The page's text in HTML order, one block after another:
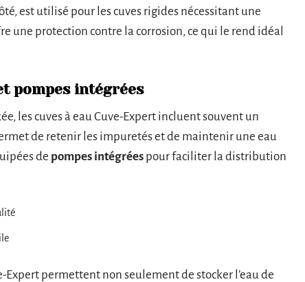
est utilisé pour les cuves rigides nécessitant une
une protection contre la corrosion, ce qui le rend idéal
pompes intégrées
les cuves à eau Cuve-Expert incluent souvent un
de retenir les impuretés et de maintenir une eau
de pompes intégrées pour faciliter la distribution
Expert permettent non seulement de stocker l’eau de